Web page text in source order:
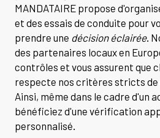
MANDATAIRE propose
et des essais de conduite pour
prendre une décision éclairée.
des partenaires locaux en
contrôles et vous assurent que
respecte nos critères stricts de
Ainsi, même dans le cadre d'un
bénéficiez d'une vérification
personnalisé.